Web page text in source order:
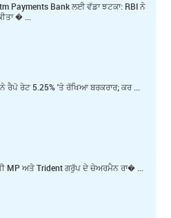
Payments Bank ਲਈ ਵੱਡਾ ਝਟਕਾ: RBI ਨੇ
� ...
ਰੈਪੋ ਰੇਟ 5.25% 'ਤੇ ਰੱਖਿਆ ਬਰਕਰਾਰ; ਕਰ ...
MP ਅਤੇ Trident ਗਰੁੱਪ ਦੇ ਚੇਅਰਮੈਨ ਰਾ� ...